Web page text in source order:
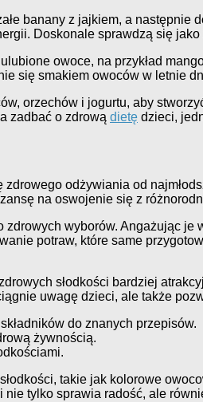
banany z jajkiem, a
Doskonale sprawdzą się
owoce, na przykład
się smakiem owoców w letnie
orzechów i jogurtu, aby
zadbać o zdrową dietę dzieci,
odżywiania od
na oswojenie się z
wyborów. Angażując
potraw, które same
słodkości bardziej
uwagę dzieci, ale także
do znanych przepisów.
żywnością.
takie jak kolorowe
tylko sprawia radość, ale